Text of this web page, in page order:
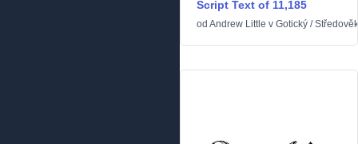
Script Text of 11,185
od Andrew Little v Gotický /